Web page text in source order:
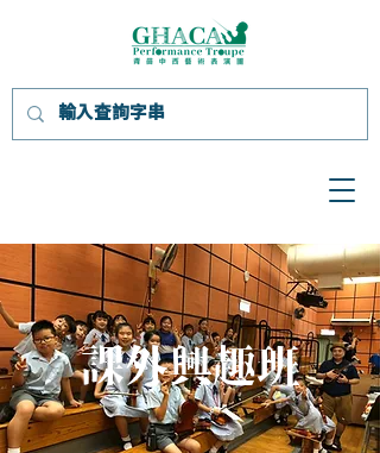
課外興趣班